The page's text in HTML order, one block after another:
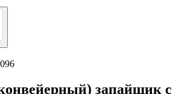
запайщик с